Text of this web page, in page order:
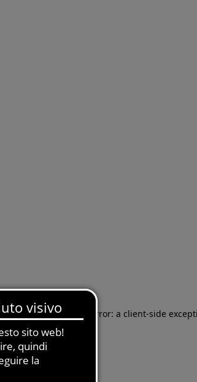
Application error: a client-side